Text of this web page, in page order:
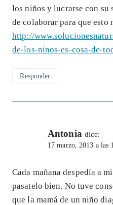
los niños y lucrarse con su
de colaborar para que esto
http://
de-los-ninos-es-cosa-de-
Responder
Antonia dice:
17 marzo, 2013 a las
Cada mañana despedía a
pasatelo bien. No tuve
que la mamá de un niño